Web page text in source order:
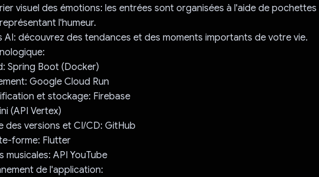
visuel des émotions: les entrées sont organisées à l'aide de pochettes
l'humeur.
AI: découvrez des tendances et des moments importants de votre vie.
Spring Boot (Docker)
Google Cloud Run
et stockage: Firebase
(API Vertex)
des versions et CI/CD: GitHub
forme: Flutter
musicales: API YouTube
de l'application: